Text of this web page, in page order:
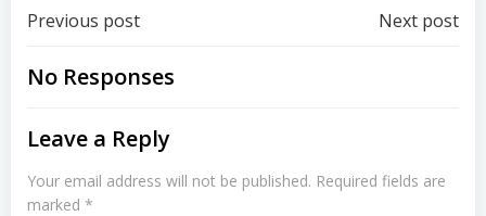
Post
navigation
Previous post Next post
No Responses
Leave a Reply
Your email address will not be published. Required fields are
marked *